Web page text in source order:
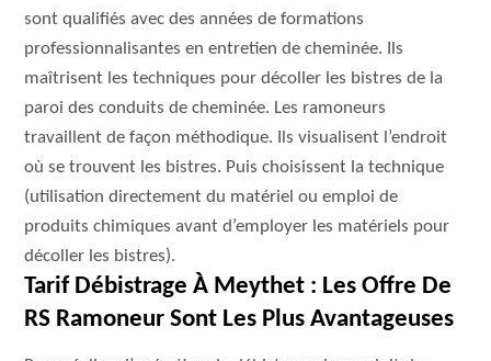
sont qualifiés avec des années de formations
professionnalisantes en entretien de cheminée. Ils
maîtrisent les techniques pour décoller les bistres de la
paroi des conduits de cheminée. Les ramoneurs
travaillent de façon méthodique. Ils visualisent l’endroit
où se trouvent les bistres. Puis choisissent la technique
(utilisation directement du matériel ou emploi de
produits chimiques avant d’employer les matériels pour
décoller les bistres).
Tarif Débistrage À Meythet : Les Offre De
RS Ramoneur Sont Les Plus Avantageuses